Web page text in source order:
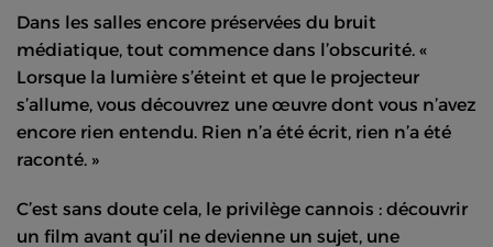
Dans les salles encore préservées du bruit
médiatique, tout commence dans l’obscurité. «
Lorsque la lumière s’éteint et que le projecteur
s’allume, vous découvrez une œuvre dont vous n’avez
encore rien entendu. Rien n’a été écrit, rien n’a été
raconté. »
C’est sans doute cela, le privilège cannois : découvrir
un film avant qu’il ne devienne un sujet, une